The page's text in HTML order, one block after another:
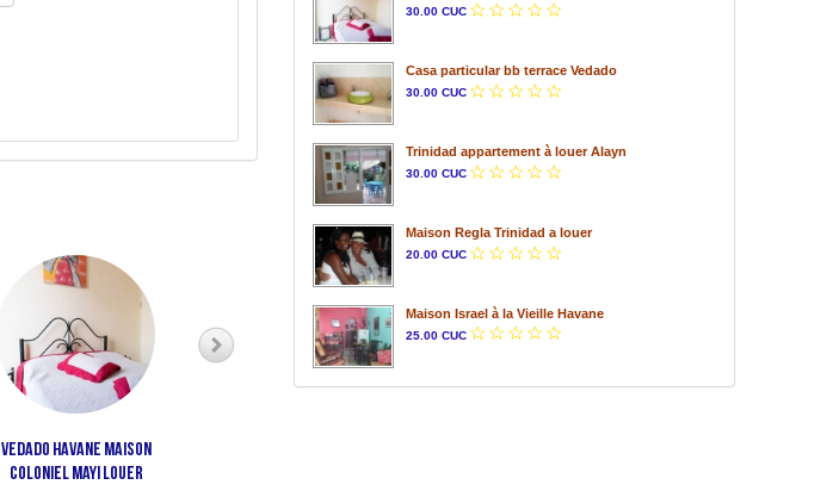
Vedado Havane maison
coloniel Mayi louer
30.00 CUC
Casa particular bb terrace Vedado
30.00 CUC
Trinidad appartement à louer Alayn
30.00 CUC
Maison Regla Trinidad a louer
20.00 CUC
Maison Israel à la Vieille Havane
25.00 CUC